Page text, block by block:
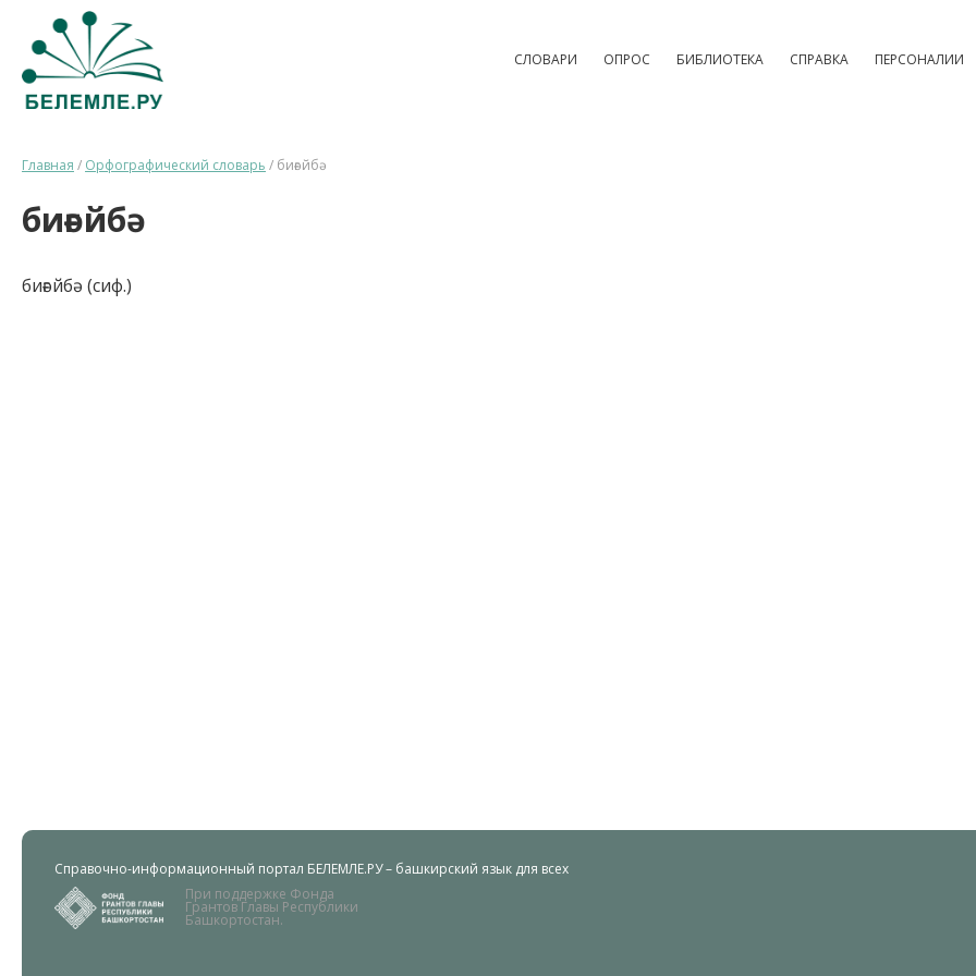
СЛОВАРИ ОПРОС БИБЛИОТЕКА СПРАВКА ПЕРСОНАЛИИ
Главная / Орфографический словарь / биғәйбә
биғәйбә
биғәйбә (сиф.)
Справочно-информационный портал БЕЛЕМЛЕ.РУ – башкирский язык для всех
При поддержке Фонда
Грантов Главы Республики
Башкортостан.